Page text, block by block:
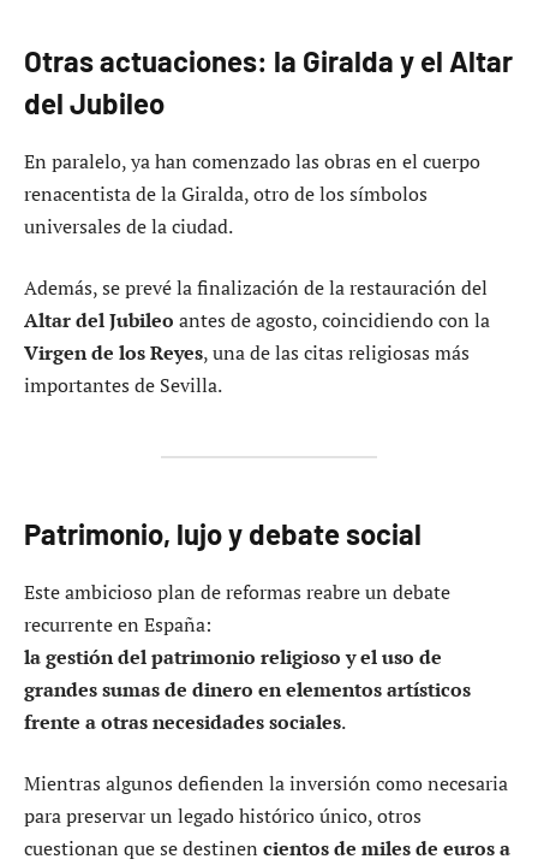
Otras actuaciones: la Giralda y el Altar
del Jubileo
En paralelo, ya han comenzado las obras en el cuerpo
renacentista de la Giralda, otro de los símbolos
universales de la ciudad.
Además, se prevé la finalización de la restauración del
Altar del Jubileo antes de agosto, coincidiendo con la
Virgen de los Reyes, una de las citas religiosas más
importantes de Sevilla.
Patrimonio, lujo y debate social
Este ambicioso plan de reformas reabre un debate
recurrente en España:
la gestión del patrimonio religioso y el uso de
grandes sumas de dinero en elementos artísticos
frente a otras necesidades sociales.
Mientras algunos defienden la inversión como necesaria
para preservar un legado histórico único, otros
cuestionan que se destinen cientos de miles de euros a